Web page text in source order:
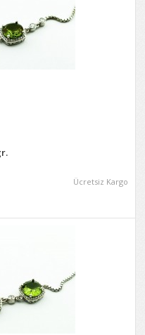
Ücretsiz Kargo